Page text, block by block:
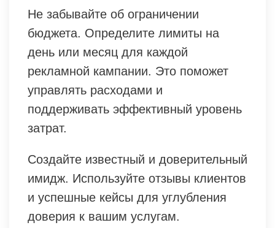
Не забывайте об ограничении
бюджета. Определите лимиты на
день или месяц для каждой
рекламной кампании. Это поможет
управлять расходами и
поддерживать эффективный уровень
затрат.
Создайте известный и доверительный
имидж. Используйте отзывы клиентов
и успешные кейсы для углубления
доверия к вашим услугам.